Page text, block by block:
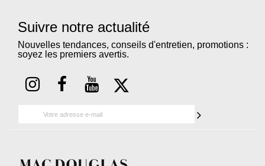
Suivre notre actualité
Nouvelles tendances, conseils d'entretien, promotions :
soyez les premiers avertis.